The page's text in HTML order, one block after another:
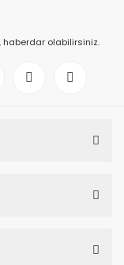
haberdar olabilirsiniz.